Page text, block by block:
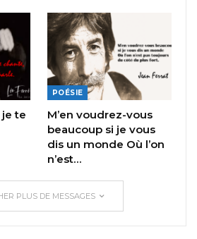
te
POÉSIE
M’en voudrez-vous
beaucoup si je vous
dis un monde Où l’on
n’est…
PLUS DE MESSAGES